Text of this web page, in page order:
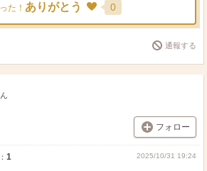
た！ ありがとう 0
通報する
フォロー
1 2025/10/31 19:24